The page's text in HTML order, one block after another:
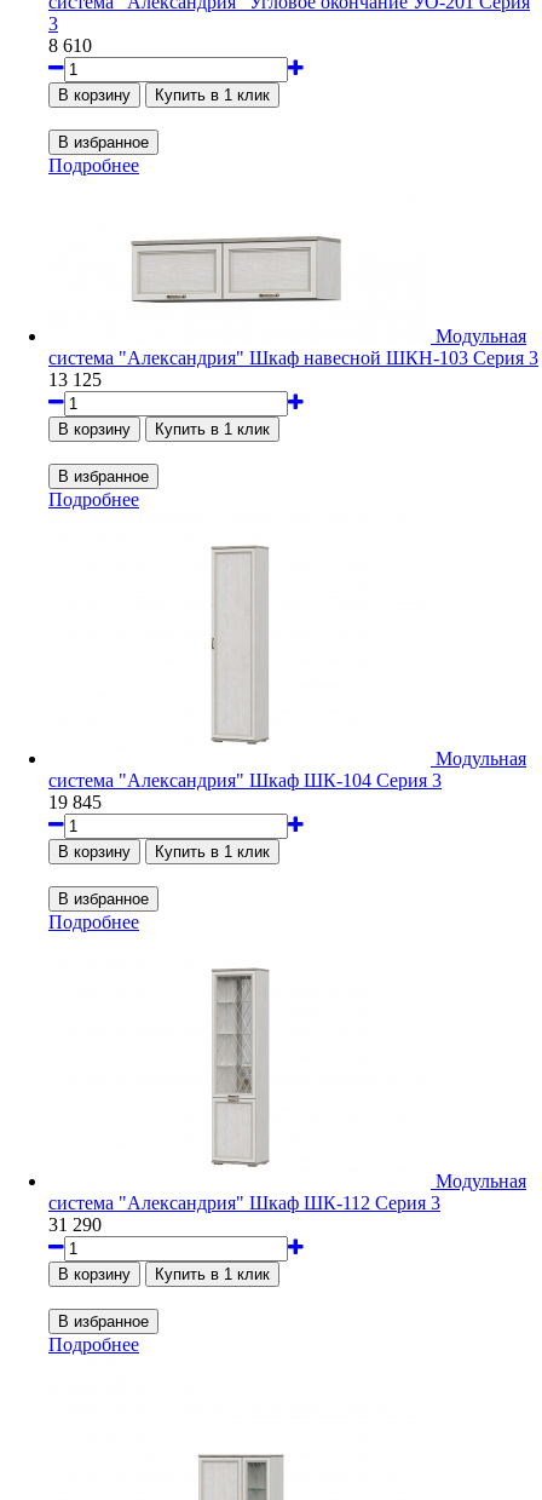
3
8 610
Подробнее
Модульная
система "Александрия" Шкаф навесной ШКН-103 Серия 3
13 125
Подробнее
Модульная
система "Александрия" Шкаф ШК-104 Серия 3
19 845
Подробнее
Модульная
система "Александрия" Шкаф ШК-112 Серия 3
31 290
Подробнее